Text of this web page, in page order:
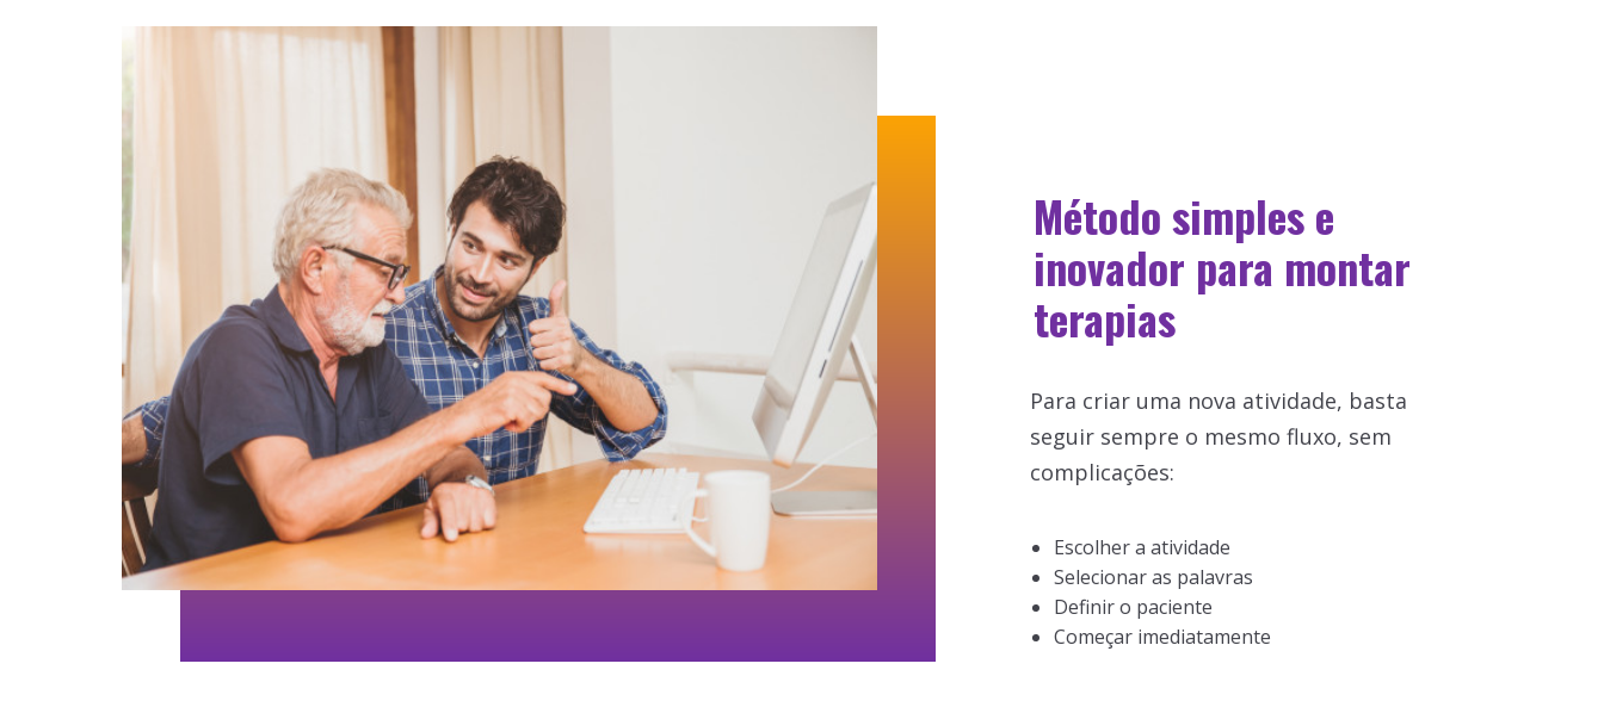
Método simples e
inovador para montar
terapias
Para criar uma nova atividade, basta
seguir sempre o mesmo fluxo, sem
complicações:
Escolher a atividade
Selecionar as palavras
Definir o paciente
Começar imediatamente